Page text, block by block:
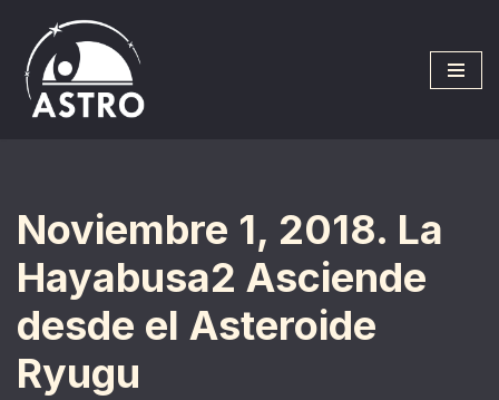
Saltar
al
contenido
Noviembre 1, 2018. La
Hayabusa2 Asciende
desde el Asteroide
Ryugu